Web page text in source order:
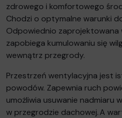
zdrowego i komfortowego
Chodzi o optymalne warunki
Odpowiednio zaprojektowana
zapobiega kumulowaniu się
wewnątrz przegrody.
Przestrzeń wentylacyjna jest
powodów. Zapewnia ruch
umożliwia usuwanie nadmiaru
w przegrodzie dachowej. A